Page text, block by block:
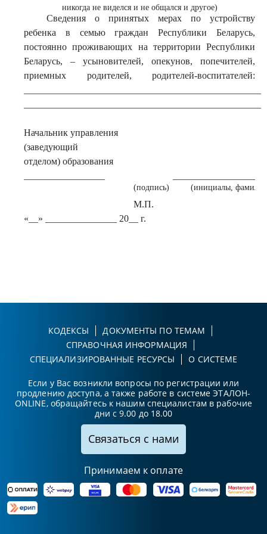
никогда не виделся и не общался и другое)
Сведения о принятых мерах по устройству
ребенка в семью граждан Республики Беларусь,
постоянно проживающих на территории Республики
Беларусь, – усыновителей, опекунов, попечителей,
приемных родителей, родителей-воспитателей:
Начальник управления
(заведующий
отделом) образования
(подпись) (инициалы,
М.П.
«__» _______________ 20__ г.
КОДЕКСЫ
ДОКУМЕНТЫ ПО ТЕМАМ
СПРАВОЧНАЯ ИНФОРМАЦИЯ
СПЕЦИАЛИЗИРОВАННЫЕ РЕСУРСЫ
О СИСТЕМЕ
Если у Вас возникли вопросы по регистрации или
продлению доступа, а также работе в системе ЭТАЛОН-
ONLINE, обращайтесь к нашим специалистам в рабочие
дни с 9.00 до 18.00
Связаться с нами
Принимаем к оплате